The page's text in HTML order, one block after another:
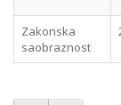
Zakonska
saobraznost